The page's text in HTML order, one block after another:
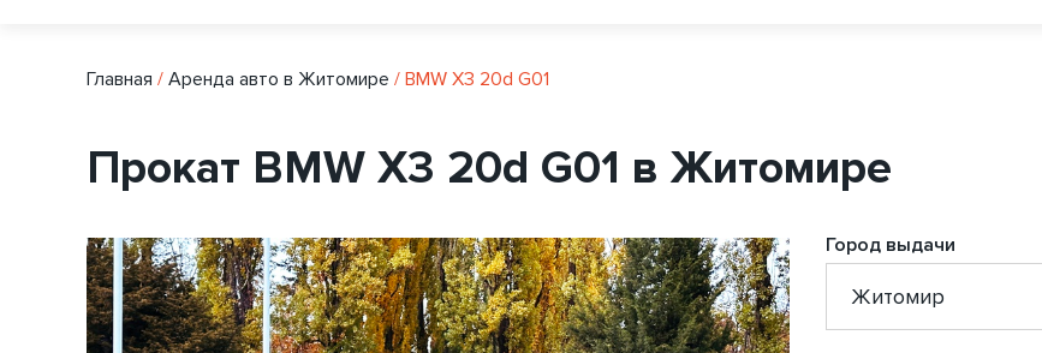
Главная / Аренда авто в Житомире / BMW X3 20d G01
Прокат BMW X3 20d G01 в Житомире
Город выдачи